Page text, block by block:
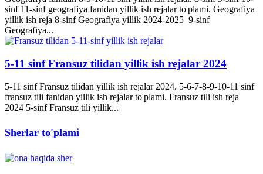
sinf 11-sinf geografiya fanidan yillik ish rejalar to'plami. Geografiya
yillik ish reja 8-sinf Geografiya yillik 2024-2025 9-sinf
Geografiya...
5-11 sinf Fransuz tilidan yillik ish rejalar 2024
5-11 sinf Fransuz tilidan yillik ish rejalar 2024. 5-6-7-8-9-10-11 sinf
fransuz tili fanidan yillik ish rejalar to'plami. Fransuz tili ish reja
2024 5-sinf Fransuz tili yillik...
Sherlar to'plami